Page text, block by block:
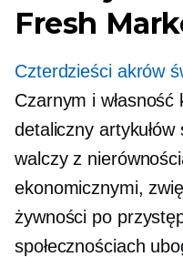
Fresh
Czterdzieści akrów
Czarnym iwłasność
detaliczny
walczy z
ekonomicznymi,
żywności po
społecznościach